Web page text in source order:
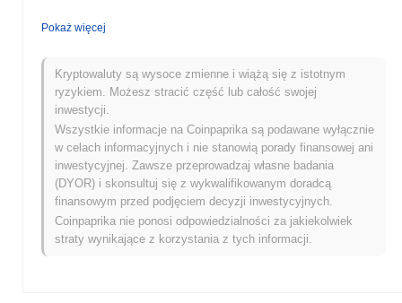
Jaka jest historia zakresu cen PEPEF?
Najwyższy Poziom Historyczny (ATH):
Najniższy Poziom Historyczny (ATL):
zł 0.00
PEPEF jest obecnie notowany
Jak PEPEF radzi sobie w porównaniu z szerszym
rynkiem kryptowalut?
W ciągu ostatnich 7 dni PEPEF zyskał 0.00%, osiągając gorsze
wyniki niż ogólny rynek kryptowalut który odnotował wzrost o
0.52%. Wskazuje to na tymczasowe opóźnienie w akcji cenowej
PEPEF w stosunku do szerszego impulsu rynkowego.
Pokaż więcej
Kryptowaluty są wysoce zmienne i wiążą się z istotnym
ryzykiem. Możesz stracić część lub całość swojej
inwestycji.
Wszystkie informacje na Coinpaprika są podawane wyłącznie
w celach informacyjnych i nie stanowią porady finansowej ani
inwestycyjnej. Zawsze przeprowadzaj własne badania
(DYOR) i skonsultuj się z wykwalifikowanym doradcą
finansowym przed podjęciem decyzji inwestycyjnych.
Coinpaprika nie ponosi odpowiedzialności za jakiekolwiek
straty wynikające z korzystania z tych informacji.